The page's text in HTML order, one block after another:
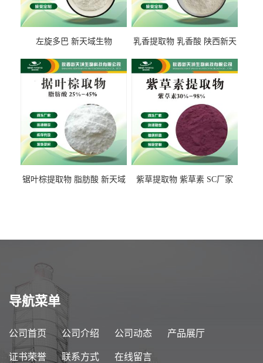
左旋多巴 新天域生物
乳香提取物 乳香酸 陕西新天
锯叶棕提取物 脂肪酸 新天域
紫草提取物 紫草素 SC厂家
导航菜单
公司首页 公司介绍 公司动态 产品展厅
证书荣誉 联系方式 在线留言